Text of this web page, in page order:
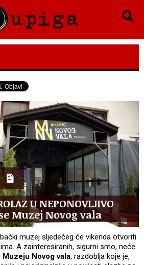
U NEPONOVLJIVO
Muzej Novog vala
muzej sljedećeg će vikenda otvoriti
A zainteresiranih, sigurni smo, neće
Muzeju Novog vala, razdoblja koje je,